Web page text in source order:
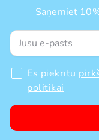
Saņemiet
Es piekrītu
politikai